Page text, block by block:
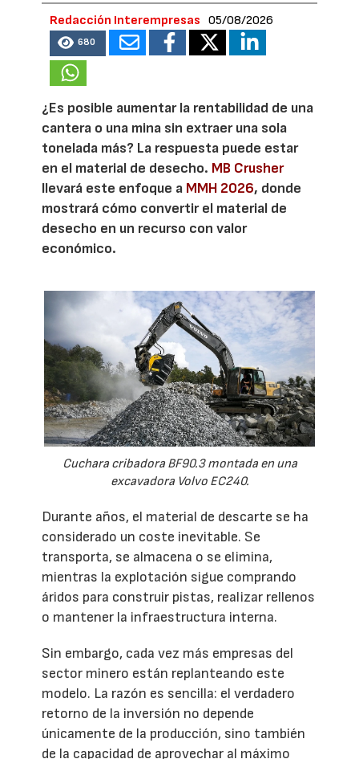
Redacción Interempresas 05/08/2026
680
¿Es posible aumentar la rentabilidad de una
cantera o una mina sin extraer una sola
tonelada más? La respuesta puede estar
en el material de desecho. MB Crusher
llevará este enfoque a MMH 2026, donde
mostrará cómo convertir el material de
desecho en un recurso con valor
económico.
Cuchara cribadora BF90.3 montada en una
excavadora Volvo EC240.
Durante años, el material de descarte se ha
considerado un coste inevitable. Se
transporta, se almacena o se elimina,
mientras la explotación sigue comprando
áridos para construir pistas, realizar rellenos
o mantener la infraestructura interna.
Sin embargo, cada vez más empresas del
sector minero están replanteando este
modelo. La razón es sencilla: el verdadero
retorno de la inversión no depende
únicamente de la producción, sino también
de la capacidad de aprovechar al máximo